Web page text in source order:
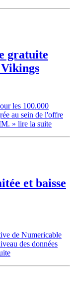
gratuite
les 100.000
au sein de l'offre
» lire la suite
et baisse
de Numericable
des données